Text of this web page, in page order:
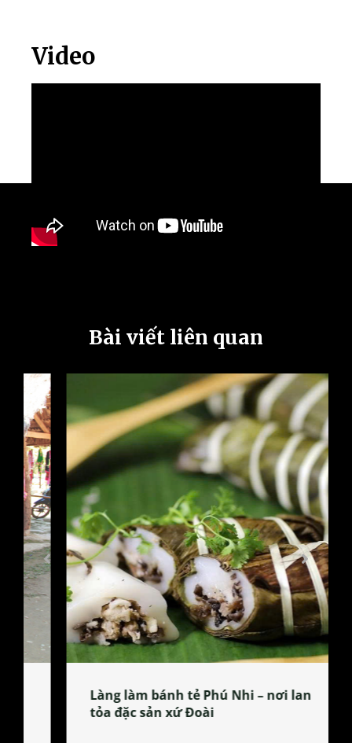
Video
Bài viết liên quan
Làng làm bánh tẻ Phú Nhi – nơi lan
tỏa đặc sản xứ Đoài